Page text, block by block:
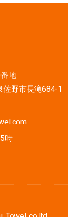
地
佐野市長滝684-1
時